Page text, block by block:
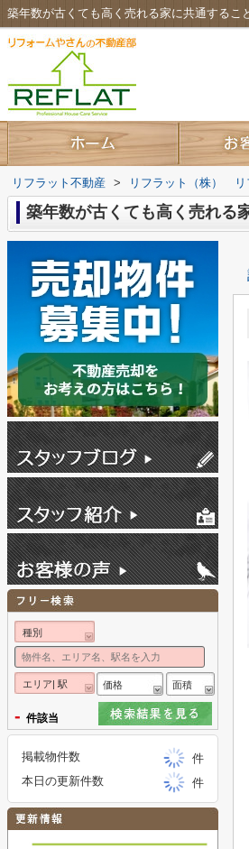
築年数が古くても高く売れる家に共通する
リフラット不動産 > リフラット（株） リ
築年数が古くても高く売れる
種別
エリア| 駅 価格 面積
- 件該当
掲載物件数
件
本日の更新件数
件